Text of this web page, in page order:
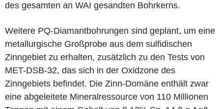
des gesamten an WAI gesandten Bohrkerns.
Weitere PQ-Diamantbohrungen sind geplant, um eine
metallurgische Großprobe aus dem sulfidischen
Zinngebiet zu erhalten, zusätzlich zu den Tests von
MET-DSB-32, das sich in der Oxidzone des
Zinngebiets befindet. Die Zinn-Domäne enthält zwar
eine abgeleitete Mineralressource von 110 Millionen